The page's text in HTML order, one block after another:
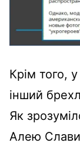
Крім того,
інший
Як
Алею